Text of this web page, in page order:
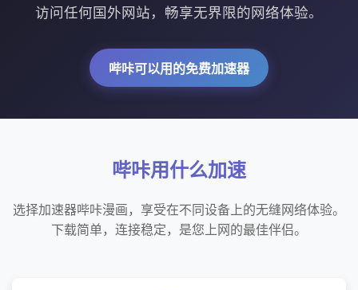
访问任何国外网站，畅享无界限的网络体验。
哔咔可以用的免费加速器
哔咔用什么加速
选择加速器哔咔漫画，享受在不同设备上的无缝网络体验。
下载简单，连接稳定，是您上网的最佳伴侣。